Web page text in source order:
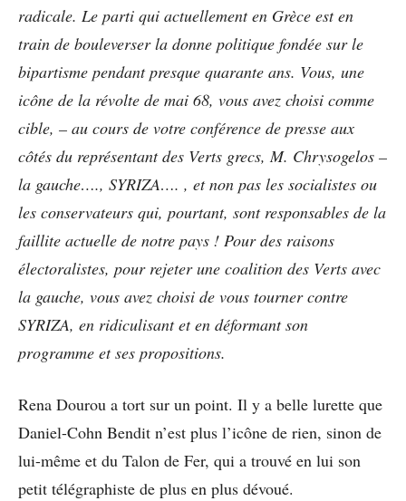
radicale. Le parti qui actuellement en Grèce est en
train de bouleverser la donne politique fondée sur le
bipartisme pendant presque quarante ans. Vous, une
icône de la révolte de mai 68, vous avez choisi comme
cible, – au cours de votre conférence de presse aux
côtés du représentant des Verts grecs, M. Chrysogelos –
la gauche…., SYRIZA…. , et non pas les socialistes ou
les conservateurs qui, pourtant, sont responsables de la
faillite actuelle de notre pays ! Pour des raisons
électoralistes, pour rejeter une coalition des Verts avec
la gauche, vous avez choisi de vous tourner contre
SYRIZA, en ridiculisant et en déformant son
programme et ses propositions.
Rena Dourou a tort sur un point. Il y a belle lurette que
Daniel-Cohn Bendit n’est plus l’icône de rien, sinon de
lui-même et du Talon de Fer, qui a trouvé en lui son
petit télégraphiste de plus en plus dévoué.